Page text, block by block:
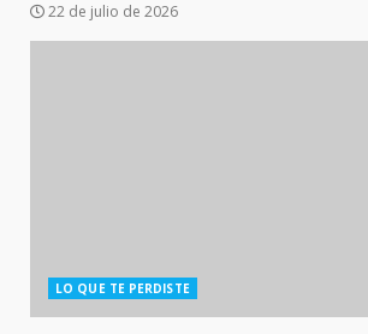
22 de julio de 2026
LO QUE TE PERDISTE